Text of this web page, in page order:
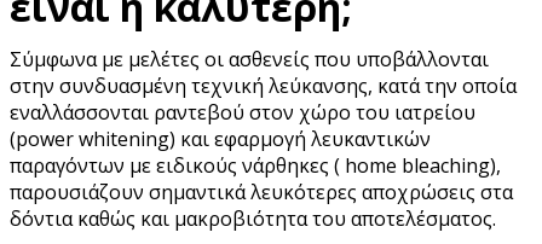
Σύμφωνα με μελέτες οι ασθενείς που υποβάλλονται
στην συνδυασμένη τεχνική λεύκανσης, κατά την οποία
εναλλάσσονται ραντεβού στον χώρο του ιατρείου
(power whitening) και εφαρμογή λευκαντικών
παραγόντων με ειδικούς νάρθηκες ( home bleaching),
παρουσιάζουν σημαντικά λευκότερες αποχρώσεις στα
δόντια καθώς και μακροβιότητα του αποτελέσματος.